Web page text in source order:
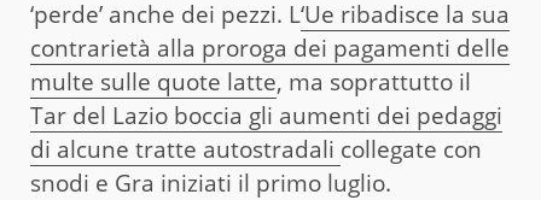
‘perde’ anche dei pezzi. L‘Ue ribadisce la sua
contrarietà alla proroga dei pagamenti delle
multe sulle quote latte, ma soprattutto il
Tar del Lazio boccia gli aumenti dei pedaggi
di alcune tratte autostradali collegate con
snodi e Gra iniziati il primo luglio.